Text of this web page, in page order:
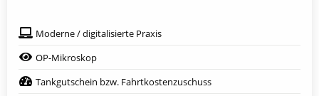
Moderne / digitalisierte Praxis
OP-Mikroskop
Tankgutschein bzw. Fahrtkostenzuschuss